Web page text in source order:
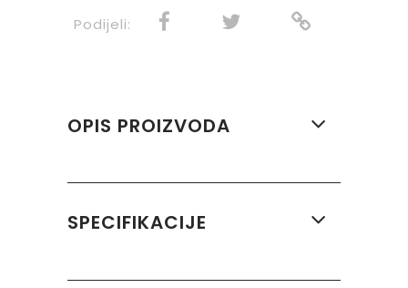
Podijeli:
OPIS PROIZVODA
SPECIFIKACIJE